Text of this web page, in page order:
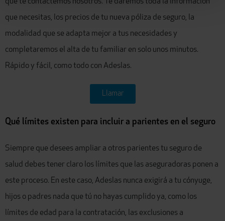
que necesitas, los precios de tu nueva póliza de seguro, la
modalidad que se adapta mejor a tus necesidades y
completaremos el alta de tu familiar en solo unos minutos.
Rápido y fácil, como todo con Adeslas.
Llamar
Qué límites existen para incluir a parientes en el seguro
Siempre que desees ampliar a otros parientes tu seguro de
salud debes tener claro los límites que las aseguradoras ponen a
este proceso. En este caso, Adeslas nunca exigirá a tu cónyuge,
hijos o padres nada que tú no hayas cumplido ya, como los
límites de edad para la contratación, las exclusiones a